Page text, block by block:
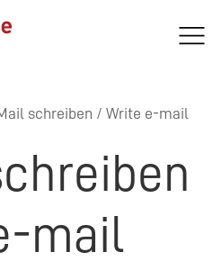
schreiben / Write e-mail
mail